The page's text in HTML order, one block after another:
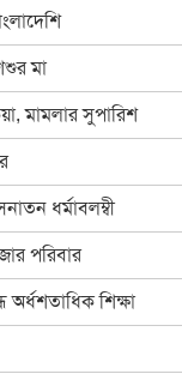
শুরু
শাখার নবনির্বাচিত
অনুষ্ঠিত
গঠন : সভাপতি বুলবুল
মা
মামলার সুপারিশ
ধর্মাবলম্বী
পরিবার
অর্ধশতাধিক শিক্ষা